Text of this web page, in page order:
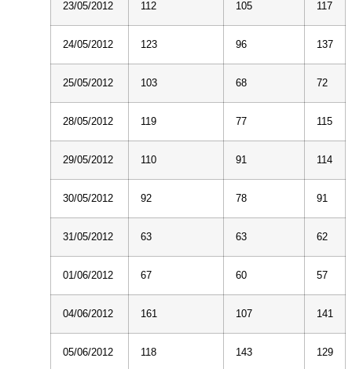
23/05/2012 112 105 117
24/05/2012 123 96 137
25/05/2012 103 68 72
28/05/2012 119 77 115
29/05/2012 110 91 114
30/05/2012 92 78 91
31/05/2012 63 63 62
01/06/2012 67 60 57
04/06/2012 161 107 141
05/06/2012 118 143 129